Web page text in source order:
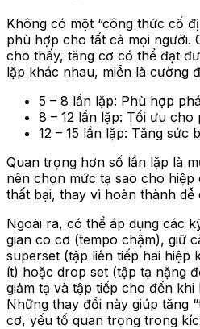
Không có một “công thức cố
phù hợp cho tất cả mọi người.
cho thấy, tăng cơ có thể đạt
lặp khác nhau, miễn là cường
5 – 8 lần lặp: Phù hợp
8 – 12 lần lặp: Tối ưu cho
12 – 15 lần lặp: Tăng sức
Quan trọng hơn số lần lặp là
nên chọn mức tạ sao cho hiệp
thất bại, thay vì hoàn thành dễ
Ngoài ra, có thể áp dụng các
gian co cơ (tempo chậm), giữ
superset (tập liên tiếp hai hiệp
ít) hoặc drop set (tập tạ nặng
giảm tạ và tập tiếp cho đến khi
Những thay đổi này giúp tăng
cơ, yếu tố quan trọng trong